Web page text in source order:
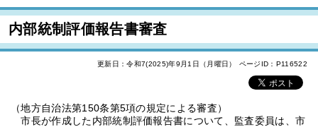
内部統制評価報告書審査
更新日：令和7(2025)年9月1日（月曜日） ページID：P116522
（地方自治法第150条第5項の規定による審査）
市長が作成した内部統制評価報告書について、監査委員は、市